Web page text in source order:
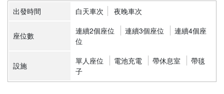
出發時間 白天車次 夜晚車次
座位數 連續2個座位 連續3個座位
連續4個座
位
設施 單人座位 電池充電 帶休息室
帶毯
子